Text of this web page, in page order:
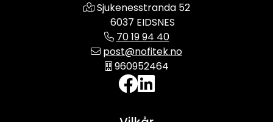
Sjukenesstranda 52
6037 EIDSNES
70 19 94 40
post@nofitek.no
960952464